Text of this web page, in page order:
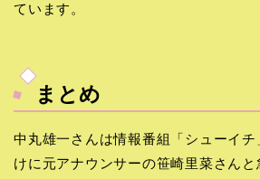
ています。
まとめ
中丸雄一さんは情報番組「シューイ
けに元アナウンサーの笹崎里菜さん